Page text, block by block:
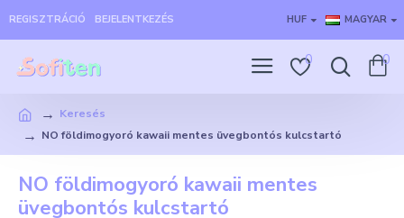
REGISZTRÁCIÓ BEJELENTKEZÉS HUF MAGYAR
0 0
Keresés
NO földimogyoró kawaii mentes üvegbontós kulcstartó
NO földimogyoró kawaii mentes
üvegbontós kulcstartó